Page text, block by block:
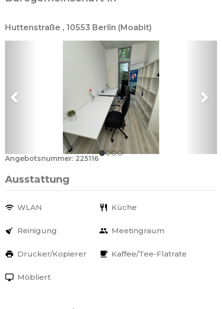
Huttenstraße , 10553 Berlin (Moabit)
Angebotsnummer: 225116
Ausstattung
WLAN Küche
Reinigung Meetingraum
Drucker/Kopierer Kaffee/Tee-Flatrate
Möbliert